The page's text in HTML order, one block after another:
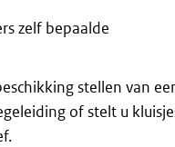
zelf bepaalde
stellen van
of stelt u